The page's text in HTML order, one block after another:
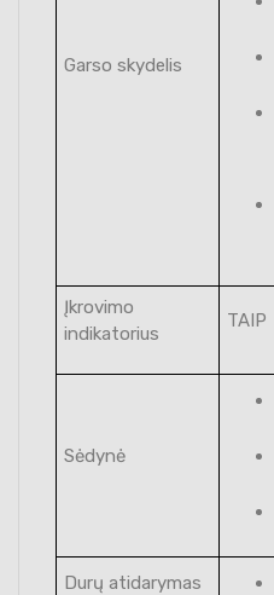
Garso skydelis
Įkrovimo
indikatorius
TAIP
Sėdynė
Durų atidarymas